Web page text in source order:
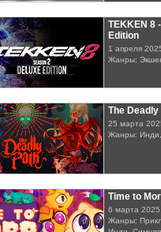
TEKKEN 8
Edition
1 апреля
Жанры:
The Deadly
25 марта
Жанры: Инди,
Time to
6 марта 2025
Жанры: